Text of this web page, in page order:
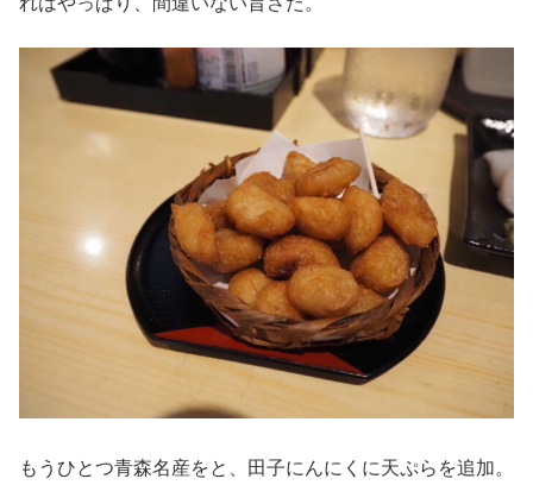
もうひとつ青森名産をと、田子にんにくに天ぷらを追加。